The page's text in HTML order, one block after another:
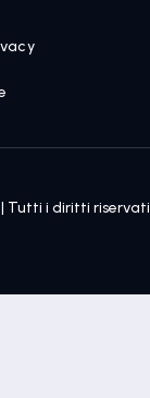
Tutti i diritti riservati